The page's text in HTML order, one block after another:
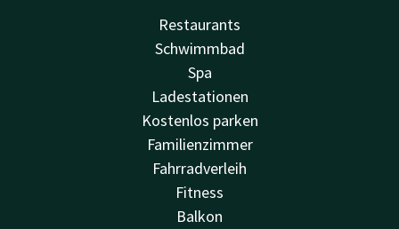
Restaurants
Schwimmbad
Spa
Ladestationen
Kostenlos parken
Familienzimmer
Fahrradverleih
Fitness
Balkon